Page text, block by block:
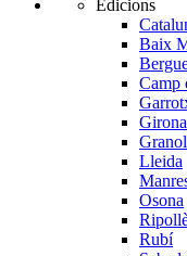
Edicions
Baix
Camp
Girona
Lleida
Osona
Rubí